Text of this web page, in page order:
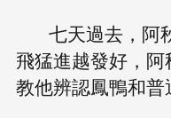
七天過去，阿
飛猛進越發好，
教他辨認鳳鴨和普